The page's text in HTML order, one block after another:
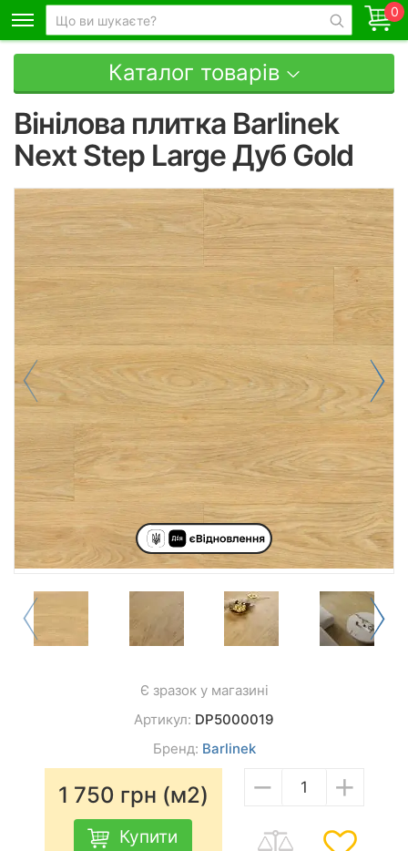
0
Каталог товарів
Вінілова плитка Barlinek
Next Step Large Дуб Gold
Є зразок у магазині
Артикул: DP5000019
Бренд: Barlinek
1 750 грн (м2)
Купити
− +